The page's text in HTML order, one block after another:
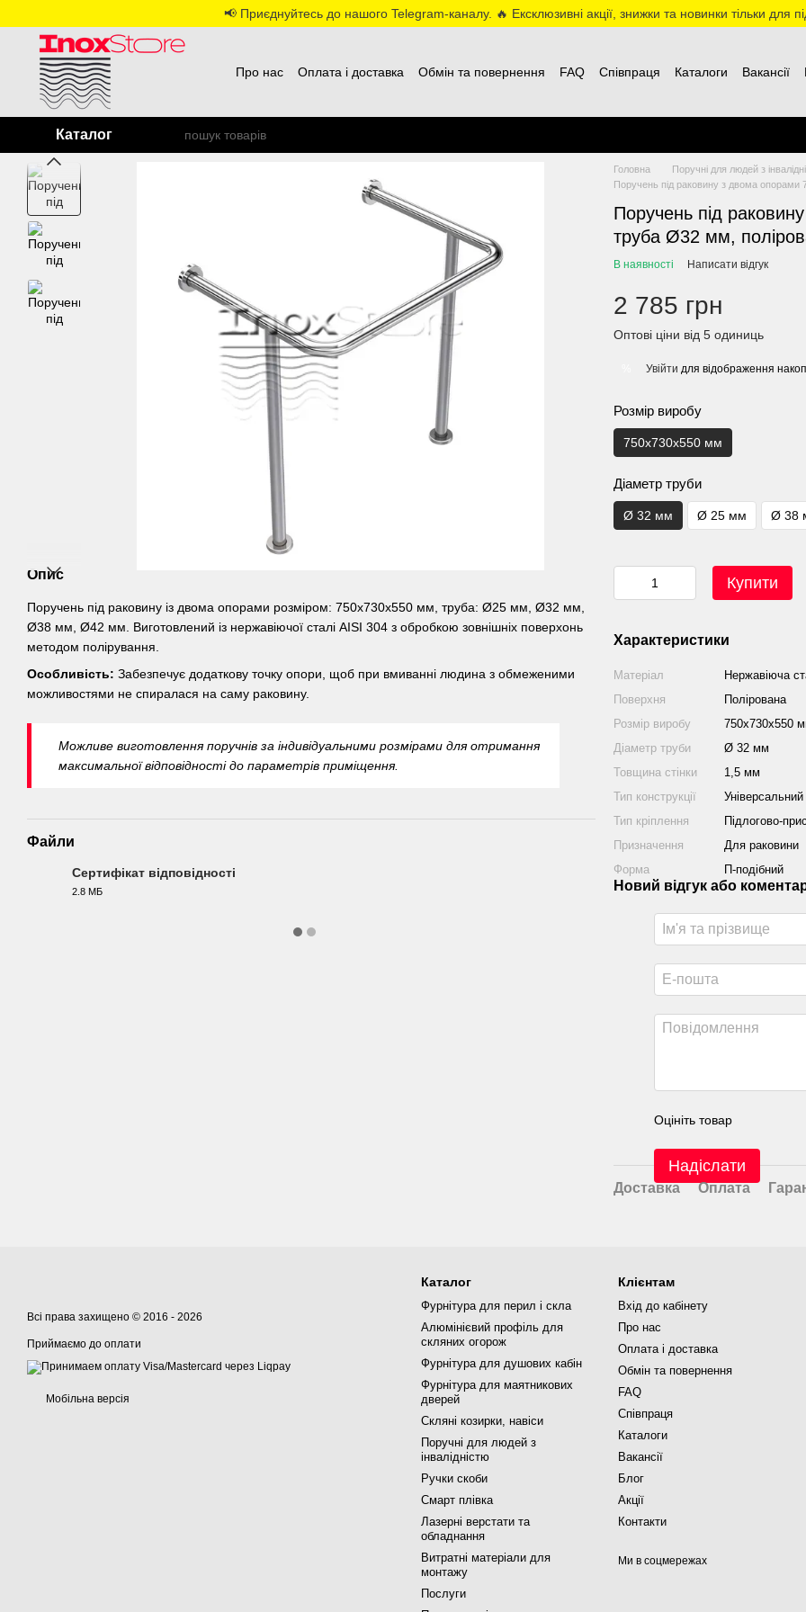
📢 Приєднуйтесь до нашого Telegram-каналу. 🔥 Ексклюзивні акції, знижки та новинки тільки для
Про нас Оплата і доставка Обмін та повернення FAQ Співпраця Каталоги Вакансії
Каталог
Опис
Поручень під раковину із двома опорами розміром: 750х730х550 мм, труба: Ø25 мм, Ø32 мм,
Ø38 мм, Ø42 мм. Виготовлений із нержавіючої сталі AISI 304 з обробкою зовнішніх поверхонь
методом полірування.
Особливість: Забезпечує додаткову точку опори, щоб при вмиванні людина з обмеженими
можливостями не спиралася на саму раковину.
Можливе виготовлення поручнів за індивідуальними розмірами для отримання
максимальної відповідності до параметрів приміщення.
Файли
Сертифікат відповідності
2.8 МБ
Головна
Поручні для людей з
Поручень під раковину з двома
Поручень під
труба Ø32 мм,
В наявності Написати відгук
2 785 грн
Оптові ціни від 5 одиниць
Увійти для відображення
Розмір виробу
750х730х550 мм
Діаметр труби
Ø 32 мм Ø 25 мм Ø 38
Купити
Характеристики
Матеріал
Нержавіюча
Поверхня
Полірована
Розмір виробу
750х730х550
Діаметр труби
Ø 32 мм
Товщина стінки
1,5 мм
Тип конструкції
Тип кріплення
Підлогово-
Призначення
Для раковини
Форма
П-подібний
Новий відгук або
Оцініть товар
Надіслати
Доставка Оплата
Всі права захищено © 2016 - 2026
Приймаємо до оплати
Мобільна версія
Каталог
Фурнітура для перил і скла
Алюмінієвий профіль для
скляних огорож
Фурнітура для душових кабін
Фурнітура для маятникових
дверей
Скляні козирки, навіси
Поручні для людей з
інвалідністю
Ручки скоби
Смарт плівка
Лазерні верстати та
обладнання
Витратні матеріали для
монтажу
Послуги
Клієнтам
Вхід до кабінету
Про нас
Оплата і доставка
Обмін та повернення
FAQ
Співпраця
Каталоги
Вакансії
Блог
Акції
Контакти
Ми в соцмережах